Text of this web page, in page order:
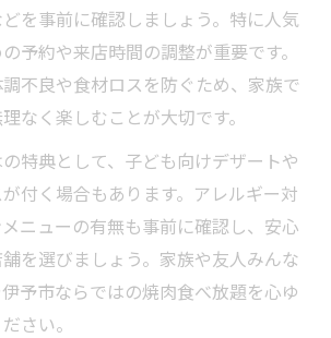
を事前に確認しましょう。特に人気
予約や来店時間の調整が重要です。
不良や食材ロスを防ぐため、家族で
なく楽しむことが大切です。
特典として、子ども向けデザートや
付く場合もあります。アレルギー対
ニューの有無も事前に確認し、安心
を選びましょう。家族や友人みんな
予市ならではの焼肉食べ放題を心ゆ
さい。